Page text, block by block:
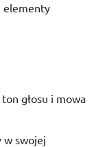
elementy
głosu i mowa
w swojej